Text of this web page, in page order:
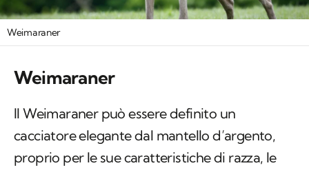
Weimaraner
Weimaraner
Il Weimaraner può essere definito un
cacciatore elegante dal mantello d’argento,
proprio per le sue caratteristiche di razza, le